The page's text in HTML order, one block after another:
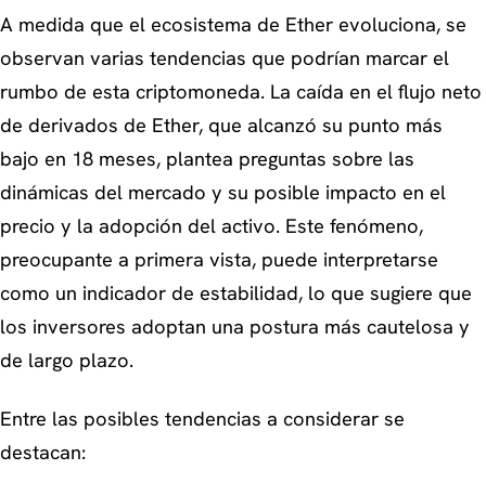
A medida que el ecosistema de Ether evoluciona, se
observan varias tendencias que podrían marcar el
rumbo de esta criptomoneda. La caída en el flujo neto
de derivados de Ether, que alcanzó su punto más
bajo en 18 meses, plantea preguntas sobre las
dinámicas del mercado y su posible impacto en el
precio y la adopción del activo. Este fenómeno,
preocupante a primera vista, puede interpretarse
como un indicador de estabilidad, lo que sugiere que
los inversores adoptan una postura más cautelosa y
de largo plazo.
Entre las posibles tendencias a considerar se
destacan: